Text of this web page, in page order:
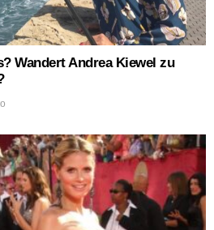
Wandert Andrea Kiewel zu